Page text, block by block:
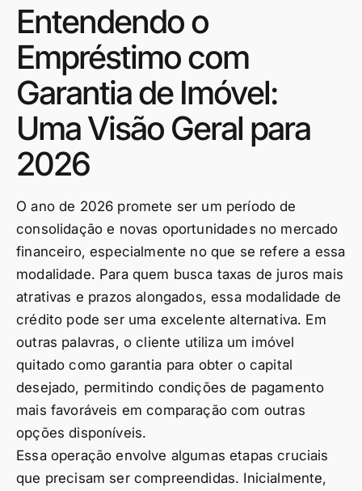
Entendendo o
Empréstimo com
Garantia de Imóvel:
Uma Visão Geral para
2026
O ano de 2026 promete ser um período de
consolidação e novas oportunidades no mercado
financeiro, especialmente no que se refere a essa
modalidade. Para quem busca taxas de juros mais
atrativas e prazos alongados, essa modalidade de
crédito pode ser uma excelente alternativa. Em
outras palavras, o cliente utiliza um imóvel
quitado como garantia para obter o capital
desejado, permitindo condições de pagamento
mais favoráveis em comparação com outras
opções disponíveis.
Essa operação envolve algumas etapas cruciais
que precisam ser compreendidas. Inicialmente,